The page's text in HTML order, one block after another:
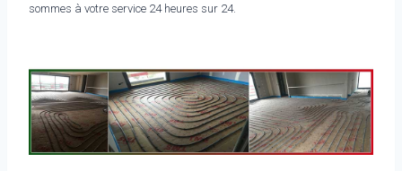
sommes à votre service 24 heures sur 24.